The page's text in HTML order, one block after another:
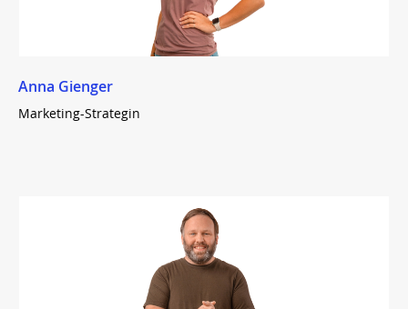
Anna Gienger
Marketing-Strategin